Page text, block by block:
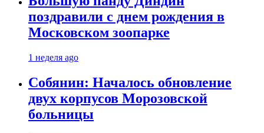
поздравили с днем рождения в
Московском зоопарке
1 неделя ago
Собянин: Началось обновление
двух корпусов Морозовской
больницы